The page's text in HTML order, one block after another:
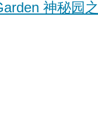
神秘园